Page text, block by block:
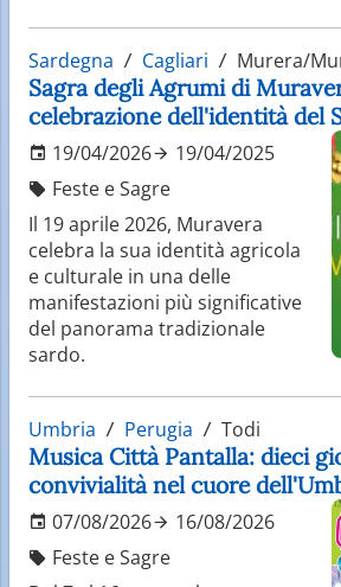
Sardegna Cagliari Murera/
Sagra degli Agrumi di
celebrazione dell'identità del
19/04/2026
19/04/2025
Feste e Sagre
Il 19 aprile 2026, Muravera
celebra la sua identità agricola
e culturale in una delle
manifestazioni più significative
del panorama tradizionale
sardo.
Umbria Perugia Todi
Musica Città Pantalla: dieci
convivialità nel cuore
07/08/2026
16/08/2026
Feste e Sagre